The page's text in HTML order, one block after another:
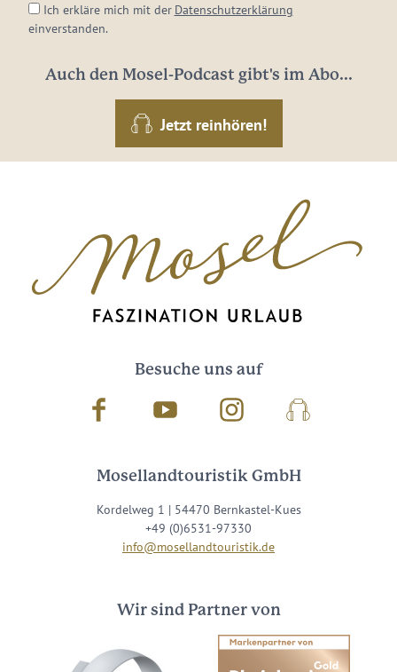
Ich erkläre mich mit der Datenschutzerklärung
einverstanden.
Auch den Mosel-Podcast gibt's im Abo...
Jetzt reinhören!
Besuche uns auf
Facebook Youtube InstagramPodcast
Mosellandtouristik GmbH
Kordelweg 1 | 54470 Bernkastel-Kues
+49 (0)6531-97330
info@mosellandtouristik.de
Wir sind Partner von